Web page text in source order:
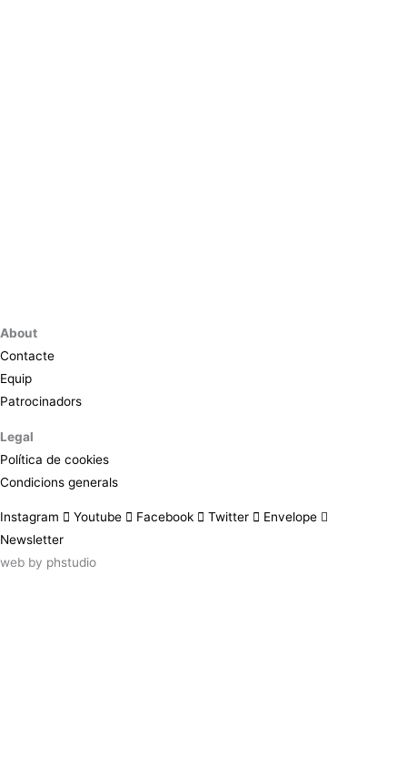
About
Contacte
Equip
Patrocinadors
Legal
Política de cookies
Condicions generals
Instagram Youtube Facebook Twitter
Envelope
Newsletter
web by phstudio